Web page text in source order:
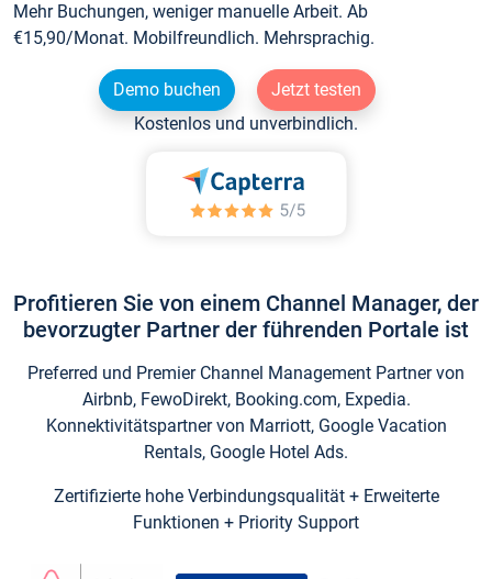
Mehr Buchungen, weniger manuelle Arbeit. Ab
€15,90/Monat. Mobilfreundlich. Mehrsprachig.
Demo buchen
Jetzt testen
Kostenlos und unverbindlich.
Profitieren Sie von einem Channel Manager, der
bevorzugter Partner der führenden Portale ist
Preferred und Premier Channel Management Partner von
Airbnb, FewoDirekt, Booking.com, Expedia.
Konnektivitätspartner von Marriott, Google Vacation
Rentals, Google Hotel Ads.
Zertifizierte hohe Verbindungsqualität + Erweiterte
Funktionen + Priority Support